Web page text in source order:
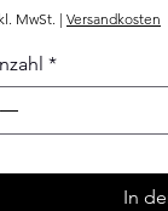
MwSt. | Versandkosten
*
In